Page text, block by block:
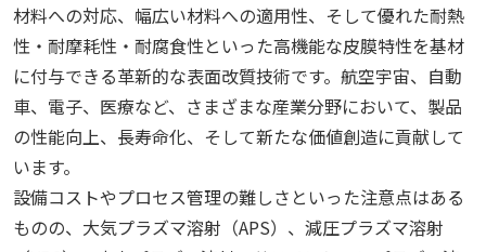
材料への対応、幅広い材料への適用性、そして優れた耐熱
性・耐摩耗性・耐腐食性といった高機能な皮膜特性を基材
に付与できる革新的な表面改質技術です。航空宇宙、自動
車、電子、医療など、さまざまな産業分野において、製品
の性能向上、長寿命化、そして新たな価値創造に貢献して
います。
設備コストやプロセス管理の難しさといった注意点はある
ものの、大気プラズマ溶射（APS）、減圧プラズマ溶射